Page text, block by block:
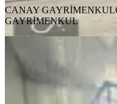
CANAY GAYRİMENKUL
GAYRİMENKUL
Ara
Mamak,